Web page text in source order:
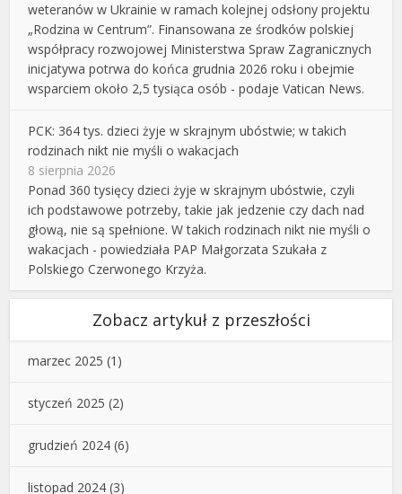
weteranów w Ukrainie w ramach kolejnej odsłony projektu
„Rodzina w Centrum”. Finansowana ze środków polskiej
współpracy rozwojowej Ministerstwa Spraw Zagranicznych
inicjatywa potrwa do końca grudnia 2026 roku i obejmie
wsparciem około 2,5 tysiąca osób - podaje Vatican News.
PCK: 364 tys. dzieci żyje w skrajnym ubóstwie; w takich
rodzinach nikt nie myśli o wakacjach
8 sierpnia 2026
Ponad 360 tysięcy dzieci żyje w skrajnym ubóstwie, czyli
ich podstawowe potrzeby, takie jak jedzenie czy dach nad
głową, nie są spełnione. W takich rodzinach nikt nie myśli o
wakacjach - powiedziała PAP Małgorzata Szukała z
Polskiego Czerwonego Krzyża.
Zobacz artykuł z przeszłości
marzec 2025 (1)
styczeń 2025 (2)
grudzień 2024 (6)
listopad 2024 (3)